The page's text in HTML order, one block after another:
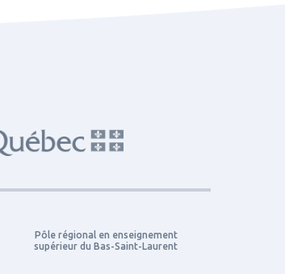
Pôle régional en enseignement
supérieur du Bas-Saint-Laurent